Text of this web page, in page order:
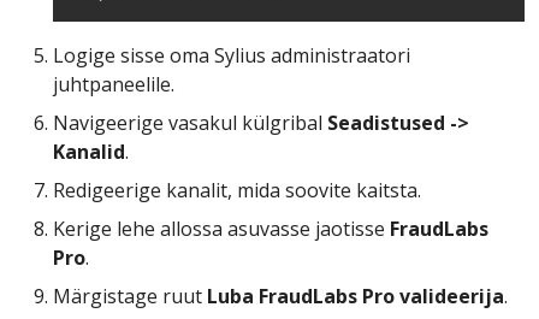
Logige sisse oma Sylius administraatori
juhtpaneelile.
Navigeerige vasakul külgribal Seadistused ->
Kanalid.
Redigeerige kanalit, mida soovite kaitsta.
Kerige lehe allossa asuvasse jaotisse FraudLabs
Pro.
Märgistage ruut Luba FraudLabs Pro valideerija.